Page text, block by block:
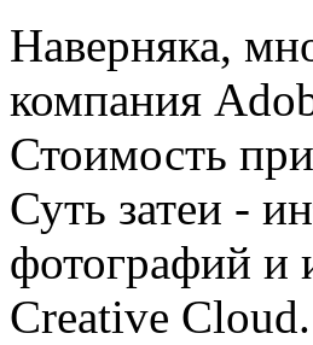
Наверняка,
компания
Стоимость
Суть затеи -
фотографий и
Creative Cloud.